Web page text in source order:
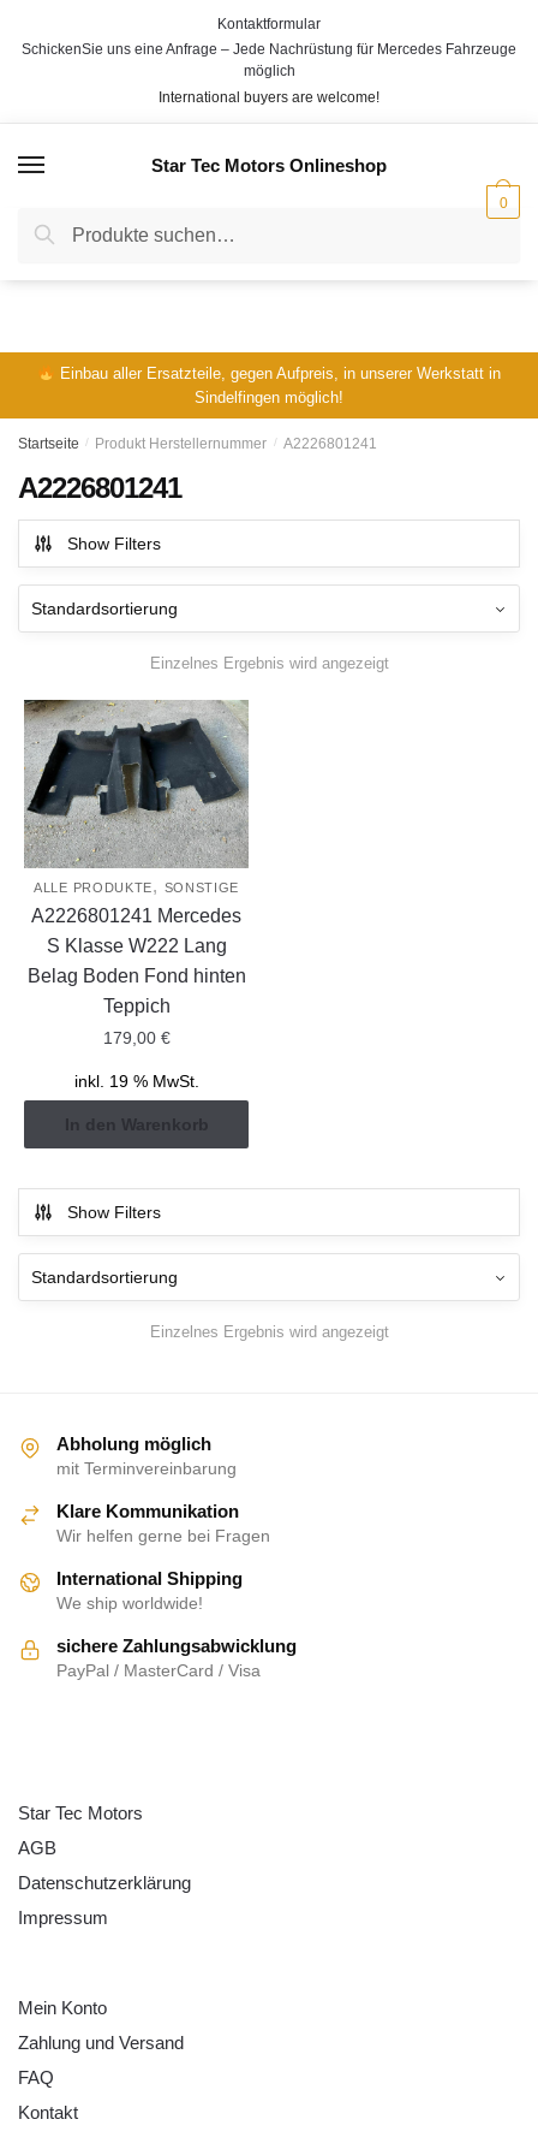
Kontaktformular
SchickenSie uns eine Anfrage – Jede Nachrüstung für Mercedes Fahrzeuge
möglich
International buyers are welcome!
Star Tec Motors Onlineshop
Suche
nach:
Suche
0
Einbau aller Ersatzteile, gegen Aufpreis, in unserer Werkstatt in
Sindelfingen möglich!
Startseite / Produkt Herstellernummer / A2226801241
A2226801241
Show Filters
Einzelnes Ergebnis wird angezeigt
ALLE PRODUKTE, SONSTIGE
A2226801241 Mercedes
S Klasse W222 Lang
Belag Boden Fond hinten
Teppich
179,00 €
inkl. 19 % MwSt.
In den Warenkorb
Show Filters
Einzelnes Ergebnis wird angezeigt
Abholung möglich
mit Terminvereinbarung
Klare Kommunikation
Wir helfen gerne bei Fragen
International Shipping
We ship worldwide!
sichere Zahlungsabwicklung
PayPal / MasterCard / Visa
Star Tec Motors
AGB
Datenschutzerklärung
Impressum
Mein Konto
Zahlung und Versand
FAQ
Kontakt